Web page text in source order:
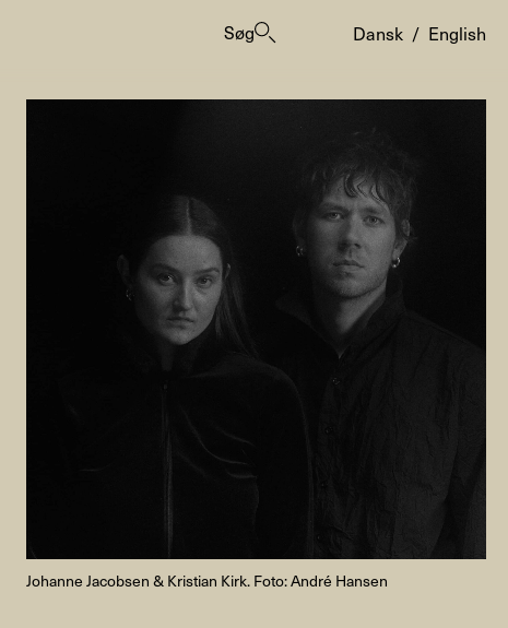
Søg Dansk / English
Johanne Jacobsen & Kristian Kirk. Foto: André Hansen